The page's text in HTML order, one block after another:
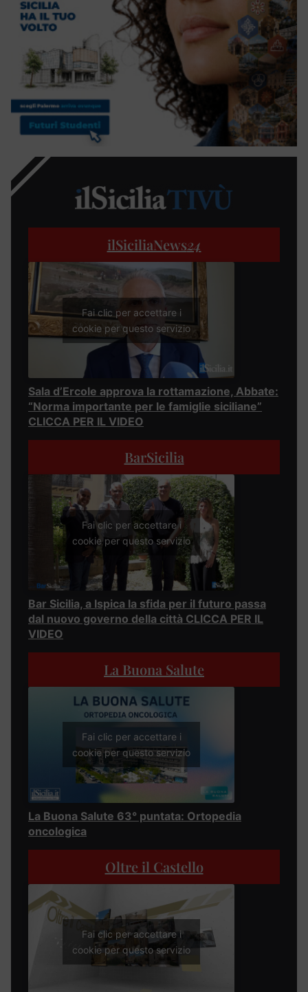
ilSiciliaNews24
Fai clic per accettare i
cookie per questo servizio
Sala d’Ercole approva la rottamazione, Abbate:
“Norma importante per le famiglie siciliane”
CLICCA PER IL VIDEO
BarSicilia
Fai clic per accettare i
cookie per questo servizio
Bar Sicilia, a Ispica la sfida per il futuro passa
dal nuovo governo della città CLICCA PER IL
VIDEO
La Buona Salute
Fai clic per accettare i
cookie per questo servizio
La Buona Salute 63° puntata: Ortopedia
oncologica
Oltre il Castello
Fai clic per accettare i
cookie per questo servizio